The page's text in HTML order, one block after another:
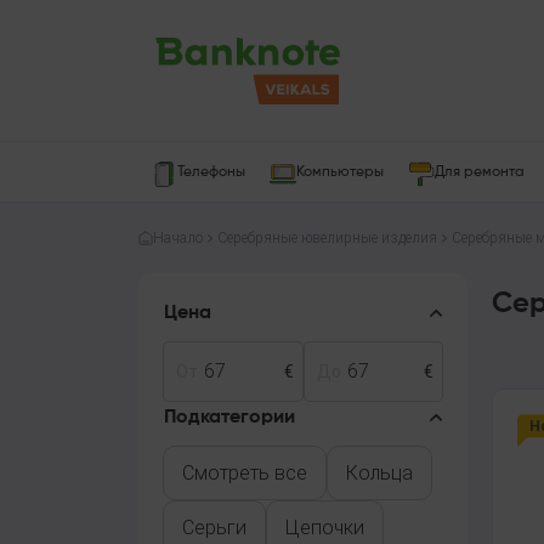
Телефоны Компьютеры Для ремонта
Начало Серебряные ювелирные изделия Серебряные
Цена
€ €
Подкатегории
Смотреть все Кольца
Серьги Цепочки